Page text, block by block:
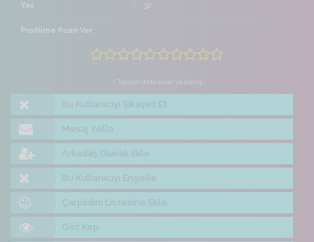
Yaş 32
Profilime Puan Ver
/ Toplam defa puan verilmiş
Bu Kullanıcıyı Şikayet Et
Mesaj Yolla
Arkadaş Olarak Ekle
Bu Kullanıcıyı Engelle
Çarpıldım Listesine Ekle
Göz Kırp